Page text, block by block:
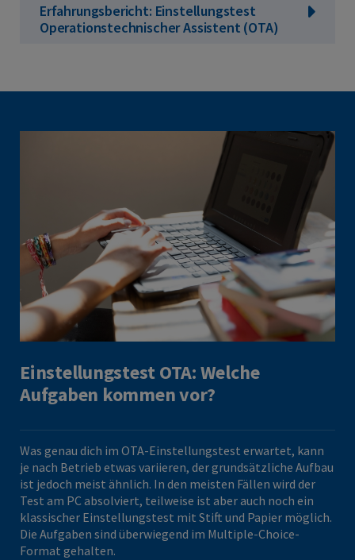
Erfahrungsbericht: Einstellungstest
Operationstechnischer Assistent (OTA)
Einstellungstest OTA: Welche
Aufgaben kommen vor?
Was genau dich im OTA-Einstellungstest erwartet, kann
je nach Betrieb etwas variieren, der grundsätzliche Aufbau
ist jedoch meist ähnlich. In den meisten Fällen wird der
Test am PC absolviert, teilweise ist aber auch noch ein
klassischer Einstellungstest mit Stift und Papier möglich.
Die Aufgaben sind überwiegend im Multiple-Choice-
Format gehalten.